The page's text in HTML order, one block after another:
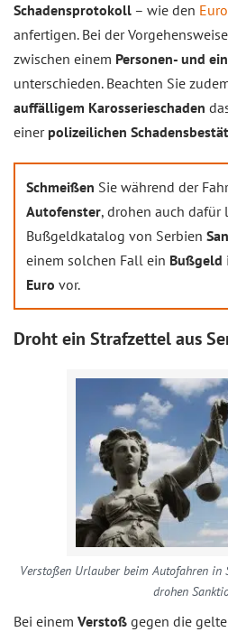
Schadensprotokoll – wie den
anfertigen. Bei der
zwischen einem Personen- und
unterschieden. Beachten Sie
auffälligem Karosserieschaden
einer polizeilichen
Schmeißen Sie während der
Autofenster, drohen auch dafür
Bußgeldkatalog von Serbien
einem solchen Fall ein Bußgeld
Euro vor.
Droht ein Strafzettel aus
Verstoßen Urlauber beim Autofahren in
drohen
Bei einem Verstoß gegen die